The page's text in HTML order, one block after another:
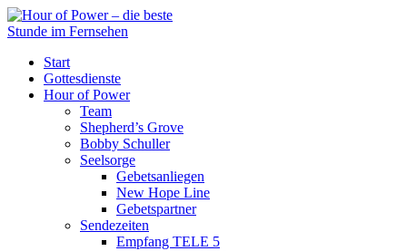
Start
Gottesdienste
Hour of Power
Team
Shepherd’s Grove
Bobby Schuller
Seelsorge
Gebetsanliegen
New Hope Line
Gebetspartner
Sendezeiten
Empfang TELE 5